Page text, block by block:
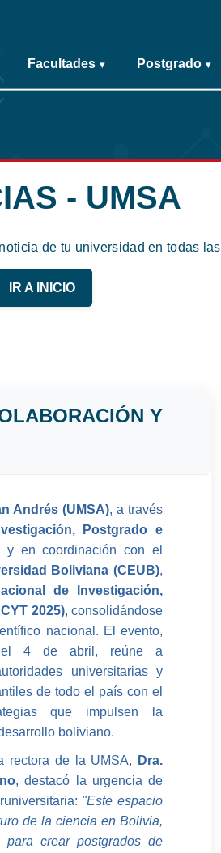
Facultades ▾ Postgrado ▾
- UMSA
de tu universidad en todas
IR A INICIO
Y
Andrés (UMSA), a través
Postgrado e
y en coordinación con el
Boliviana (CEUB),
de Investigación,
2025), consolidándose
nacional. El evento,
el 4 de abril, reúne a
universitarias y
de todo el país con el
que impulsen la
boliviano.
rectora de la UMSA,
Dra.
, destacó la urgencia de
"Este espacio
de la ciencia en Bolivia,
crear postgrados de